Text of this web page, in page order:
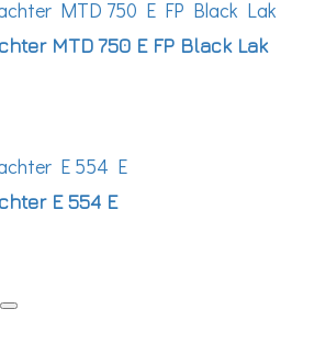
MTD 750 E FP Black Lak
E 554 E